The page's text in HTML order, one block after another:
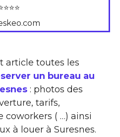
article toutes les
un bureau au
: photos des
tarifs,
coworkers ( …) ainsi
à louer à Suresnes.